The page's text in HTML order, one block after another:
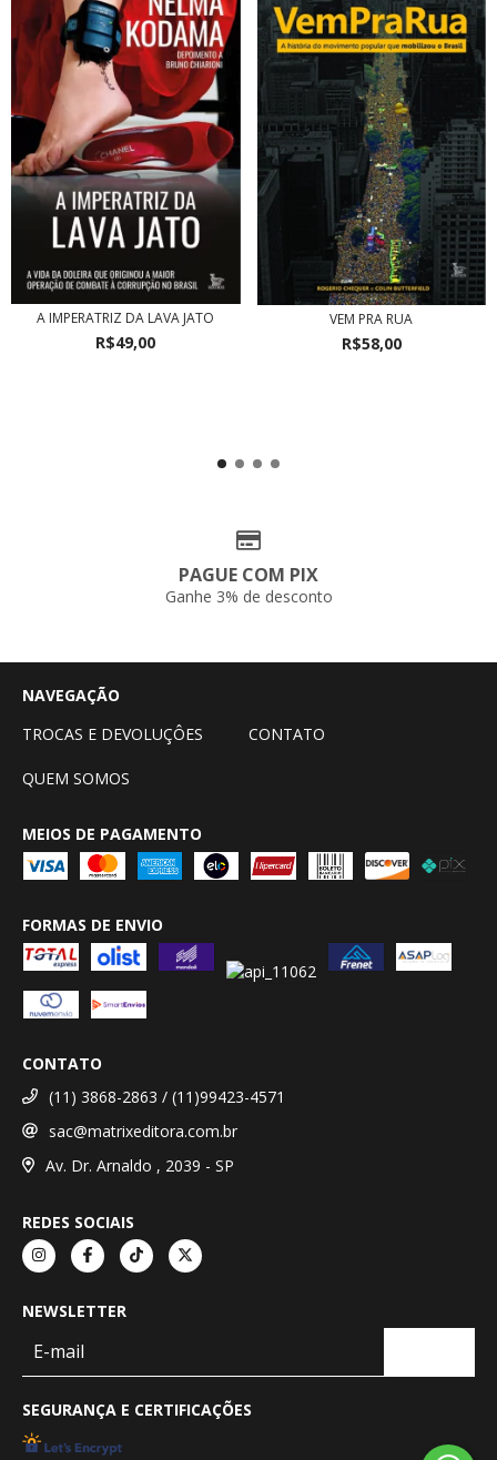
A IMPERATRIZ DA LAVA JATO
R$49,00
VEM PRA RUA
R$58,00
PAGUE COM PIX
Ganhe 3% de desconto
NAVEGAÇÃO
TROCAS E DEVOLUÇÔES
CONTATO
QUEM SOMOS
MEIOS DE PAGAMENTO
FORMAS DE ENVIO
CONTATO
(11) 3868-2863 / (11)99423-4571
sac@matrixeditora.com.br
Av. Dr. Arnaldo , 2039 - SP
REDES SOCIAIS
NEWSLETTER
SEGURANÇA E CERTIFICAÇÕES